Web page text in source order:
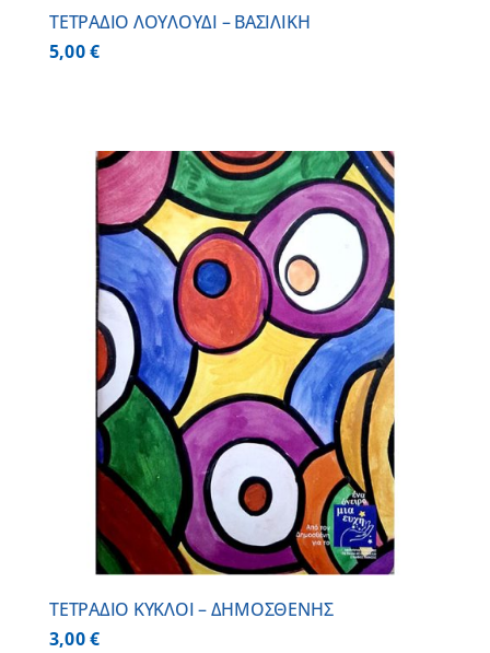
ΤΕΤΡΑΔΙΟ ΛΟΥΛΟΥΔΙ – ΒΑΣΙΛΙΚΗ
5,00€
ΤΕΤΡΑΔΙΟ ΚΥΚΛΟΙ – ΔΗΜΟΣΘΕΝΗΣ
3,00€